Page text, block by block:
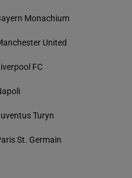
Monachium
United
FC
Turyn
St. Germain